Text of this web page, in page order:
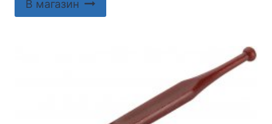
В магазин